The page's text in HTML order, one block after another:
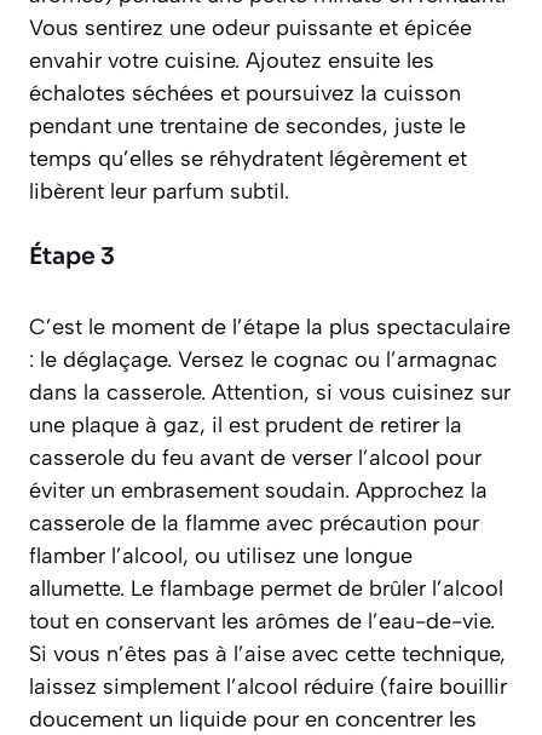
Vous sentirez une odeur puissante et épicée
envahir votre cuisine. Ajoutez ensuite les
échalotes séchées et poursuivez la cuisson
pendant une trentaine de secondes, juste le
temps qu’elles se réhydratent légèrement et
libèrent leur parfum subtil.
Étape 3
C’est le moment de l’étape la plus spectaculaire
: le déglaçage. Versez le cognac ou l’armagnac
dans la casserole. Attention, si vous cuisinez sur
une plaque à gaz, il est prudent de retirer la
casserole du feu avant de verser l’alcool pour
éviter un embrasement soudain. Approchez la
casserole de la flamme avec précaution pour
flamber l’alcool, ou utilisez une longue
allumette. Le flambage permet de brûler l’alcool
tout en conservant les arômes de l’eau-de-vie.
Si vous n’êtes pas à l’aise avec cette technique,
laissez simplement l’alcool réduire (faire bouillir
doucement un liquide pour en concentrer les